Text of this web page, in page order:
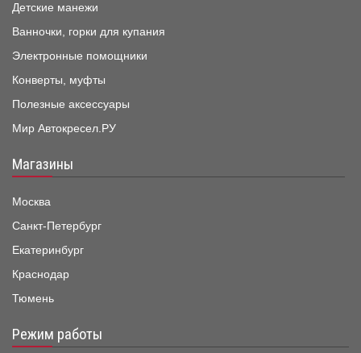
Детские манежи
Ванночки, горки для купания
Электронные помощники
Конверты, муфты
Полезные аксессуары
Мир Автокресел.РУ
Магазины
Москва
Санкт-Петербург
Екатеринбург
Краснодар
Тюмень
Режим работы